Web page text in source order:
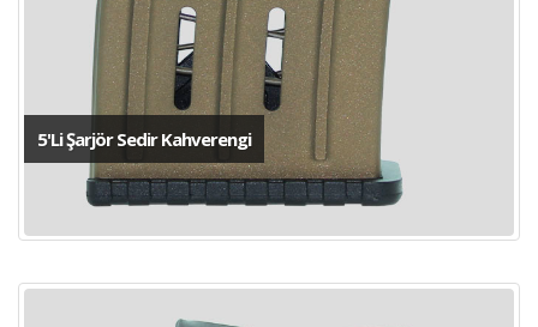
5'Li Şarjör Sedir Kahverengi